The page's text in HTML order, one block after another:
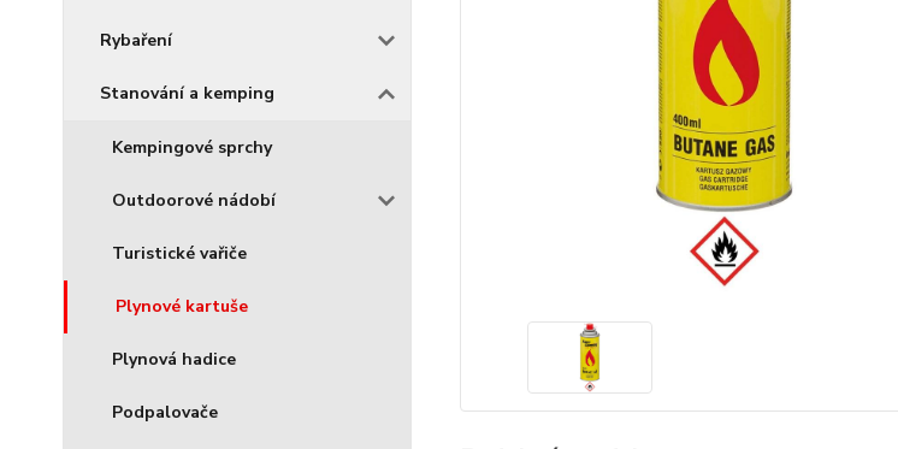
Rybaření
Stanování a kemping
Kempingové sprchy
Outdoorové nádobí
Turistické vařiče
Plynové kartuše
Plynová hadice
Podpalovače